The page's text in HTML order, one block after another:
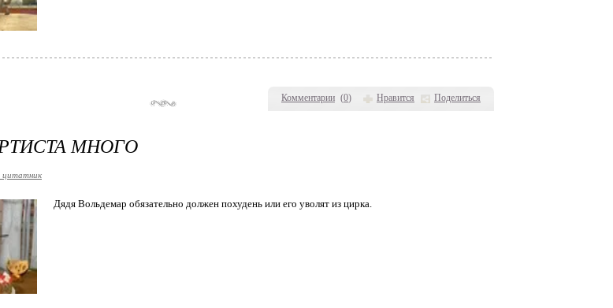
Комментарии (0) Нравится Поделиться
МНОГО
цитатник
Дядя Вольдемар обязательно должен похудень или его уволят из цирка.